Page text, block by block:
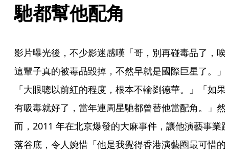
馳都幫他配角
影片曝光後，不少影迷感嘆「哥，別再碰毒品了，唉
這輩子真的被毒品毀掉，不然早就是國際巨星了。」
「大眼聰以前紅的程度，根本不輸劉德華。」「如果
有吸毒就好了，當年連周星馳都曾替他當配角。」然
而，2011 年在北京爆發的大麻事件，讓他演藝事業
落谷底，令人婉惜「他是我覺得香港演藝圈最可惜的